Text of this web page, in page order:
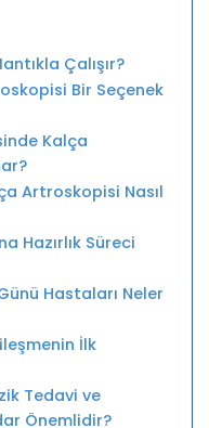
Çalışır?
Bir Seçenek
Kalça
Artroskopisi Nasıl
Hazırlık Süreci
Hastaları Neler
İlk
Tedavi ve
Önemlidir?